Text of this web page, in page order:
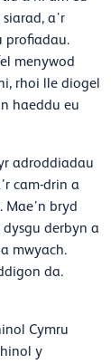
a’r
profiadau.
menywod
rhoi lle diogel
haeddu eu
adroddiadau
cam-drin a
bryd
derbyn a
mwyach.
da.
Cymru
y